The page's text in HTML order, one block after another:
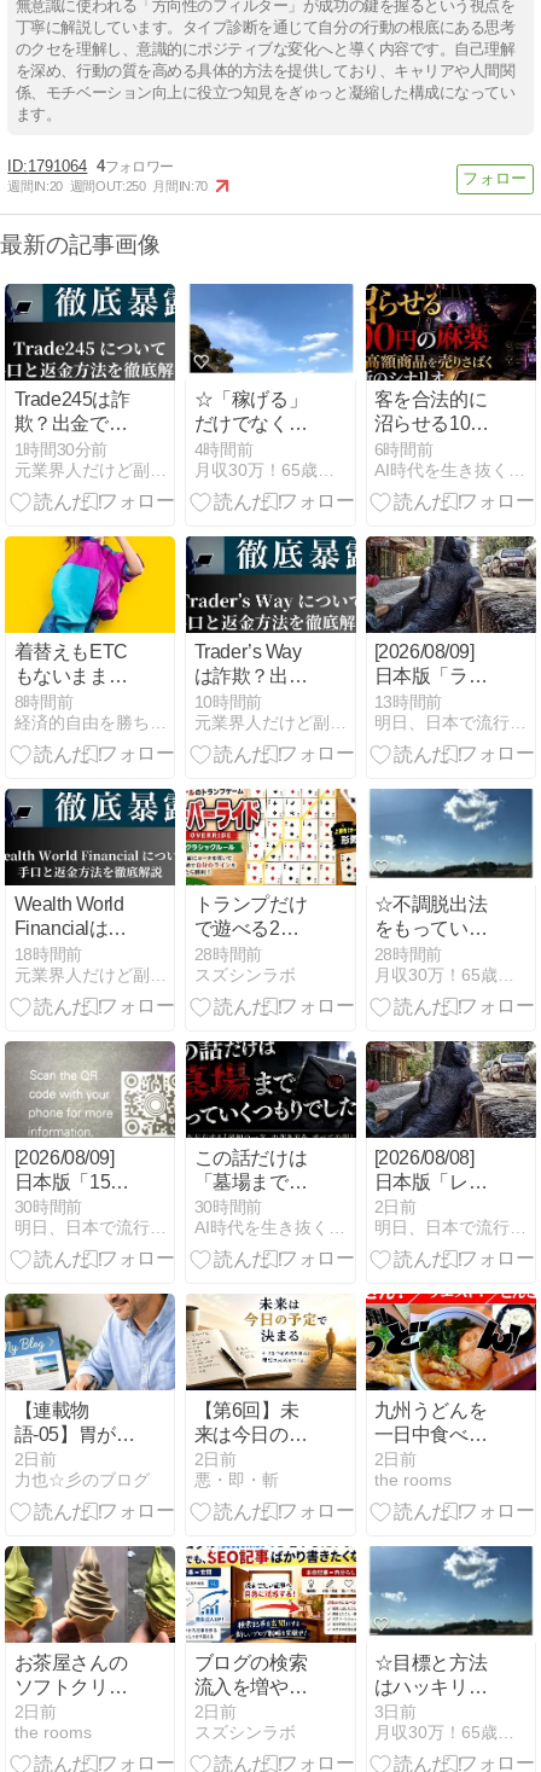
無意識に使われる「方向性のフィルター」が成功の鍵を握るという視点を
丁寧に解説しています。タイプ診断を通じて自分の行動の根底にある思考
のクセを理解し、意識的にポジティブな変化へと導く内容です。自己理解
を深め、行動の質を高める具体的方法を提供しており、キャリアや人間関
係、モチベーション向上に役立つ知見をぎゅっと凝縮した構成になってい
ます。
1791064 4
週間IN:20 週間OUT:250 月間IN:70
最新の記事画像
Trade245は詐
欺？出金でき
ないと評判の
FXブローカー
の闇を元業者
1時間30分前
☆「稼げる」
だけでなく、
「継続でき
て」初めて成
功となる！、
ビジネスの当
たり前とな
る！！
4時間前
客を合法的に
沼らせる100
円の麻薬から
『高額商品を
売りさばく』
オ
6時間前
着替えもETC
もないまま水
上温泉に行っ
てきた話
8時間前
Trader’s Way
は詐欺？出金
できないと評
判のFX業者を
元業者が徹底
10時間前
[2026/08/09]
日本版「ライ
ティング」副
業の可能性
（MINA）
13時間前
Wealth World
Financialは詐
欺？出金でき
ないと評判の
怪しい投資ブ
底暴露
18時間前
トランプだけ
で遊べる2人
対戦自作ゲー
ム「オーバー
ライド」を考
28時間前
スズシンラボ
☆不調脱出法
をもっている
と安心、笑顔
で行動してい
くと、人は快
く、これがシ
ニアの笑顔の
脱出術！！
28時間前
[2026/08/09]
日本版「15分
AI資産構築」
副業の可能性
（MINA）
30時間前
明日、日本で流行る副業｜MINAの海外副業分析室
この話だけは
「墓場まで持
っていく」つ
もりでした。
30時間前
AI時代を生き抜くための思考と稼ぐ力
[2026/08/08]
日本版「レト
ロゲーム転
売」副業の可
能性（MINA）
2日前
明日、日本で流行る副業｜MINAの海外副業分析室
【連載物
語-05】胃が痛
い夜が続い
た。でも、家
族がいたから
った
2日前
力也☆彡のブログ
【第6回】未
来は今日の予
定で決まる｜
人生を変える
時間の使い方
2日前
悪・即・斬
九州うどんを
一日中食べ続
けてみた
2日前
the rooms
お茶屋さんの
ソフトクリー
ムを食べる
2日前
the rooms
ブログの検索
流入を増やし
たい。でも、
SEO記事ばか
り書きたくな
2日前
スズシンラボ
☆目標と方法
はハッキリさ
せ行動とな
る、「いい
な」で動き始
3日前
月収30万！65歳から始める在宅シニアネットビジネス！